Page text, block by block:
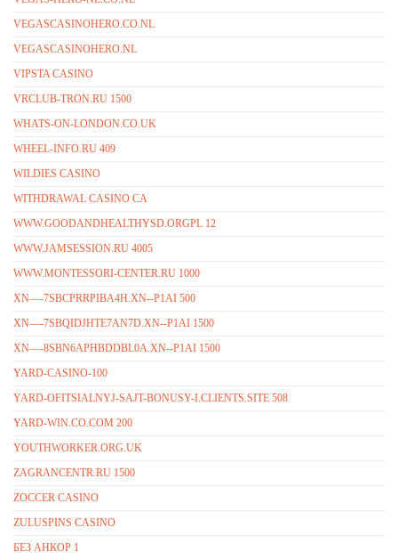
VEGASCASINOHERO.CO.NL
VEGASCASINOHERO.NL
VIPSTA CASINO
VRCLUB-TRON.RU 1500
WHATS-ON-LONDON.CO.UK
WHEEL-INFO.RU 409
WILDIES CASINO
WITHDRAWAL CASINO CA
WWW.GOODANDHEALTHYSD.ORGPL 12
WWW.JAMSESSION.RU 4005
WWW.MONTESSORI-CENTER.RU 1000
XN—-7SBCPRRPIBA4H.XN--P1AI 500
XN—-7SBQIDJHTE7AN7D.XN--P1AI 1500
XN—-8SBN6APHBDDBL0A.XN--P1AI 1500
YARD-CASINO-100
YARD-OFITSIALNYJ-SAJT-BONUSY-I.CLIENTS.SITE 508
YARD-WIN.CO.COM 200
YOUTHWORKER.ORG.UK
ZAGRANCENTR.RU 1500
ZOCCER CASINO
ZULUSPINS CASINO
БЕЗ АНКОР 1